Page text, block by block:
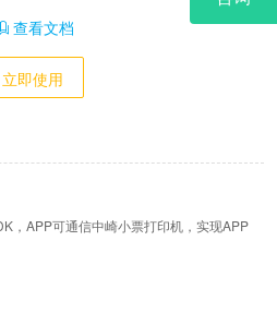
查看文档
立即使用
，APP可通信中崎小票打印机，实现APP